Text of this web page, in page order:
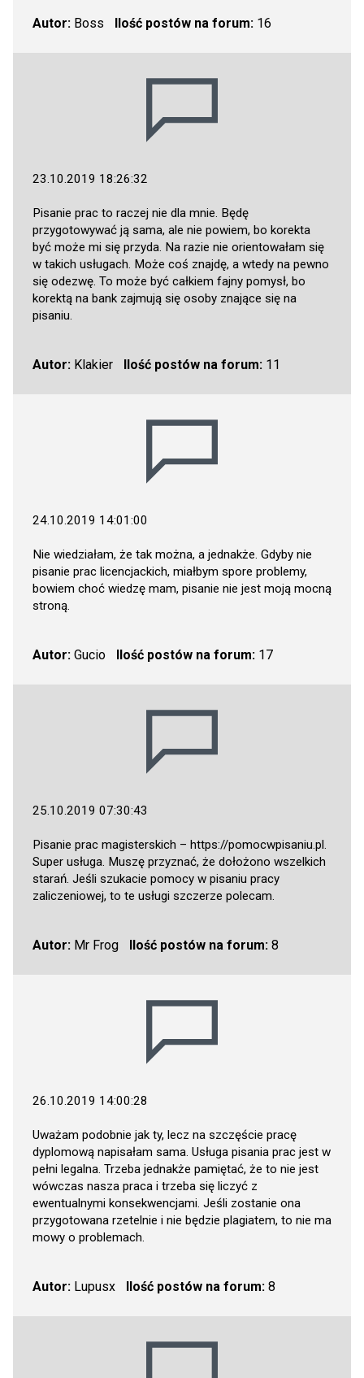
Autor: Boss Ilość postów na forum:16
23.10.2019 18:26:32
Pisanie prac to raczej nie dla mnie. Będę
przygotowywać ją sama, ale nie powiem, bo korekta
być może mi się przyda. Na razie nie orientowałam się
w takich usługach. Może coś znajdę, a wtedy na pewno
się odezwę. To może być całkiem fajny pomysł, bo
korektą na bank zajmują się osoby znające się na
pisaniu.
Autor: Klakier Ilość postów na forum:11
24.10.2019 14:01:00
Nie wiedziałam, że tak można, a jednakże. Gdyby nie
pisanie prac licencjackich, miałbym spore problemy,
bowiem choć wiedzę mam, pisanie nie jest moją mocną
stroną.
Autor: Gucio Ilość postów na forum:17
25.10.2019 07:30:43
Pisanie prac magisterskich – https://pomocwpisaniu.pl.
Super usługa. Muszę przyznać, że dołożono wszelkich
starań. Jeśli szukacie pomocy w pisaniu pracy
zaliczeniowej, to te usługi szczerze polecam.
Autor: Mr Frog Ilość postów na forum:8
26.10.2019 14:00:28
Uważam podobnie jak ty, lecz na szczęście pracę
dyplomową napisałam sama. Usługa pisania prac jest w
pełni legalna. Trzeba jednakże pamiętać, że to nie jest
wówczas nasza praca i trzeba się liczyć z
ewentualnymi konsekwencjami. Jeśli zostanie ona
przygotowana rzetelnie i nie będzie plagiatem, to nie ma
mowy o problemach.
Autor: Lupusx Ilość postów na forum:8